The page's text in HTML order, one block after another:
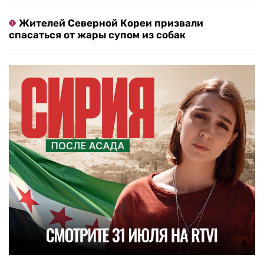
Жителей Северной Кореи призвали
спасаться от жары супом из собак